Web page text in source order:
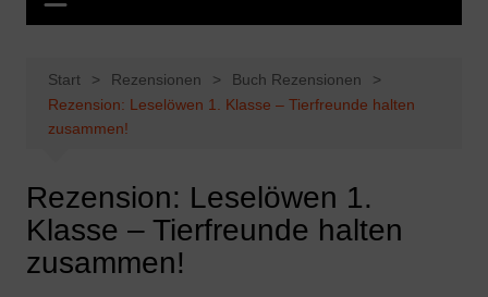
Start Rezensionen
Buch Rezensionen
Rezension: Leselöwen 1. Klasse – Tierfreunde halten
zusammen!
Rezension: Leselöwen 1.
Klasse – Tierfreunde halten
zusammen!